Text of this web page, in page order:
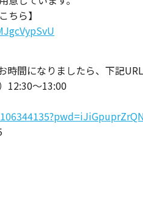
ちら】
間になりましたら、下記
12:30〜13:00